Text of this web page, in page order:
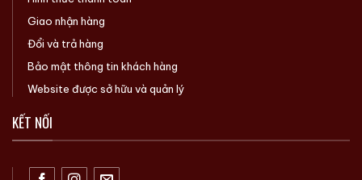
Giao nhận hàng
Đổi và trả hàng
Bảo mật thông tin khách hàng
Website được sở hữu và quản lý
KẾT NỐI